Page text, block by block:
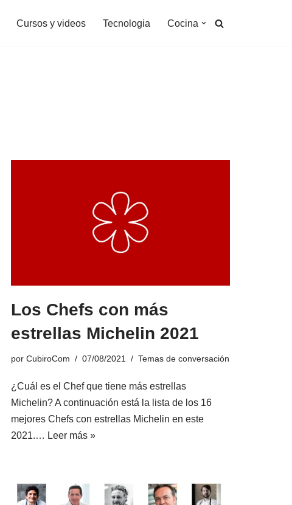
Cursos y videos Tecnologia Cocina
Los Chefs con más
estrellas Michelin 2021
por CubiroCom 07/08/2021 Temas de conversación
¿Cuál es el Chef que tiene más estrellas
Michelin? A continuación está la lista de los 16
mejores Chefs con estrellas Michelin en este
2021.… Leer más »